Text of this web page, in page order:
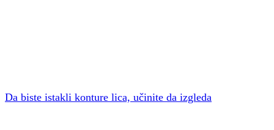
Da biste istakli konture lica, učinite da izgleda